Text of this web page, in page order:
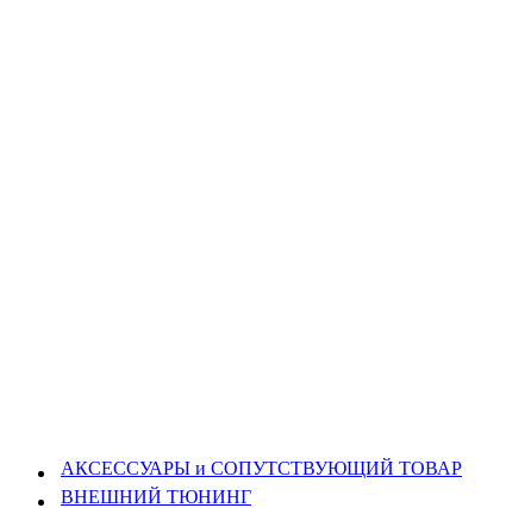
АКСЕССУАРЫ и СОПУТСТВУЮЩИЙ ТОВАР
ВНЕШНИЙ ТЮНИНГ